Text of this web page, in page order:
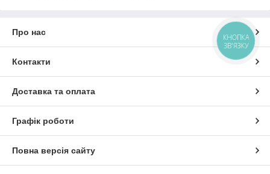
Про нас
Контакти
Доставка та оплата
Графік роботи
Повна версія сайту
КНОПКА
ЗВ'ЯЗКУ